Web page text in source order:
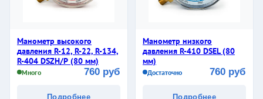
Манометр высокого
давления R-12, R-22, R-134,
R-404 DSZH/Р (80 мм)
Много 760 руб
Подробнее
Манометр низкого
давления R-410 DSЕL (80
мм)
Достаточно 760 руб
Подробнее